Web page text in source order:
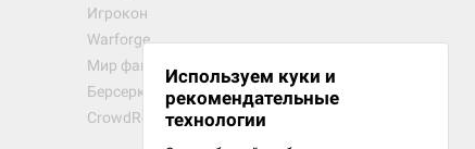
Игрокон
Warforge
Мир фантастики
Берсерк
CrowdRepublic
Используем куки и
рекомендательные
технологии